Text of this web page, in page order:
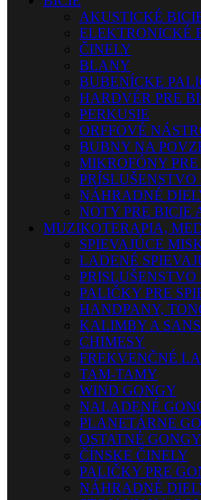
AKUSTICKÉ
ELEKTRONICKÉ
ČINELY
BLANY
BUBENÍCKE
HARDVÉR PRE
PERKUSIE
ORFFOVÉ
BUBNY NA
MIKROFÓNY
PRÍSLUŠENSTVO
NÁHRADNÉ
NOTY PRE BICIE
MUZIKOTERAPIA,
SPIEVAJÚCE
LADENÉ
PRISLUŠENSTVO
PALIČKY PRE
HANDPANY,
KALIMBY A
CHIMESY
FREKVENČNÉ
TAM-TAMY
WIND GONGY
NALADENÉ
PLANETÁRNE
OSTATNÉ GONGY
ČÍNSKE ČINELY
PALIČKY PRE
NÁHRADNÉ